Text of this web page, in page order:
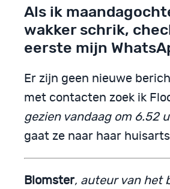
Als ik
wakker schrik,
eerste mijn
Er zijn geen nieuwe
met contacten zoek ik
gezien vandaag om 6.52
gaat ze naar haar
Blomster, auteur van het